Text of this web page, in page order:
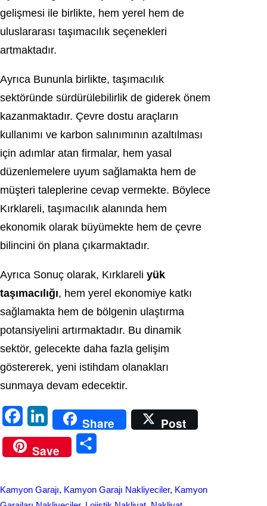
gelişmesi ile birlikte, hem yerel hem de
uluslararası taşımacılık seçenekleri
artmaktadır.
Ayrıca Bununla birlikte, taşımacılık
sektöründe sürdürülebilirlik de giderek önem
kazanmaktadır. Çevre dostu araçların
kullanımı ve karbon salınımının azaltılması
için adımlar atan firmalar, hem yasal
düzenlemelere uyum sağlamakta hem de
müşteri taleplerine cevap vermekte. Böylece
Kırklareli, taşımacılık alanında hem
ekonomik olarak büyümekte hem de çevre
bilincini ön plana çıkarmaktadır.
Ayrıca Sonuç olarak, Kırklareli yük
taşımacılığı, hem yerel ekonomiye katkı
sağlamakta hem de bölgenin ulaştırma
potansiyelini artırmaktadır. Bu dinamik
sektör, gelecekte daha fazla gelişim
göstererek, yeni istihdam olanakları
sunmaya devam edecektir.
a
c
i
n
Share
Post
Save
r
Kamyon Garajı, Kamyon Garajı Nakliyeciler, Kamyon